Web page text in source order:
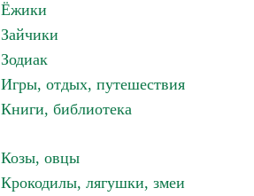
Ёжики
Зайчики
Зодиак
Игры, отдых, путешествия
Книги, библиотека
Козы, овцы
Крокодилы, лягушки, змеи